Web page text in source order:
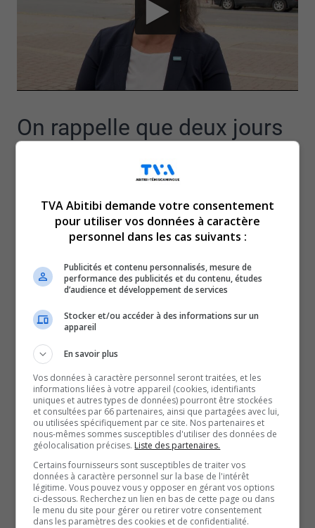
On rappelle que deux jours
après l’annonce officielle de
sa candidature dans Rouyn-
Noranda-Témiscamingue,
Claude Thibault s’est retirée
de la course.
Elle ne va pas participer à la prochaine campagne
électorale pour la Coalition Avenir Québec.
Claude Thibault a changé d’idée pour des raisons
personnelles.
Les candidats, Jean-François Vachon, du Parti
québécois, et Arnaud Warolin, du Parti libéral, ont réagi à
son départ.
QUESTION DU JOUR
TVA Abitibi demande votre consentement
pour utiliser vos données à caractère
personnel dans les cas suivants :
Publicités et contenu personnalisés, mesure de
performance des publicités et du contenu, études
d’audience et développement de services
Stocker et/ou accéder à des informations sur un
appareil
En savoir plus
Vos données à caractère personnel seront traitées, et les
informations liées à votre appareil (cookies, identifiants
uniques et autres types de données) pourront être stockées
et consultées par 66 partenaires, ainsi que partagées avec lui,
ou utilisées spécifiquement par ce site. Nos partenaires et
nous-mêmes sommes susceptibles d'utiliser des données de
géolocalisation précises. Liste des partenaires.
Certains fournisseurs sont susceptibles de traiter vos
données à caractère personnel sur la base de l'intérêt
légitime. Vous pouvez vous y opposer en gérant vos options
ci-dessous. Recherchez un lien en bas de cette page ou dans
le menu du site pour gérer ou retirer votre consentement
dans les paramètres des cookies et de confidentialité.